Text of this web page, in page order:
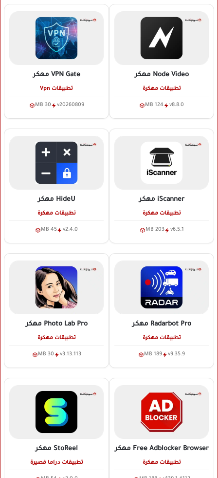
Node Video مهكر
تطبيقات مهكرة
v8.8.0
124 MB
VPN Gate مهكر
تطبيقات Vpn
v20260809
30 MB
iScanner مهكر
تطبيقات مهكرة
v6.5.1
203 MB
HideU مهكر
تطبيقات مهكرة
v2.4.0
45 MB
Radarbot Pro مهكر
تطبيقات مهكرة
v9.35.9
189 MB
Photo Lab Pro مهكر
تطبيقات مهكرة
v3.13.113
30 MB
Free Adblocker Browser مهكر
تطبيقات مهكرة
StoReel مهكر
تطبيقات دراما قصيرة